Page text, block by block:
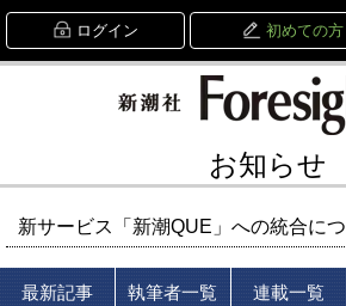
ログイン 初めての方
お知らせ
新サービス「新潮QUE」への統合に
最新記事 執筆者一覧 連載一覧